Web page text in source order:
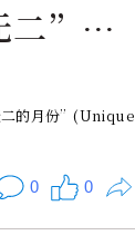
二”的
二的月份”(Unique
0 0